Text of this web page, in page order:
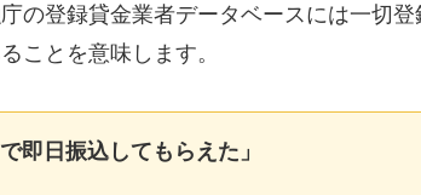
の登録貸金業者データベースには一切
ことを意味します。
即日振込してもらえた」